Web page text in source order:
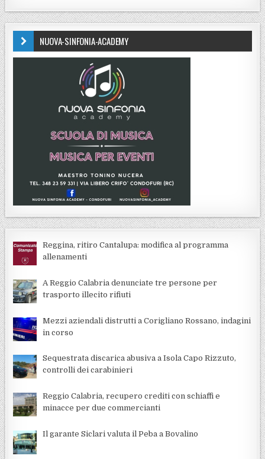
NUOVA-SINFONIA-ACADEMY
Reggina, ritiro Cantalupa: modifica al programma
allenamenti
A Reggio Calabria denunciate tre persone per
trasporto illecito rifiuti
Mezzi aziendali distrutti a Corigliano Rossano, indagini
in corso
Sequestrata discarica abusiva a Isola Capo Rizzuto,
controlli dei carabinieri
Reggio Calabria, recupero crediti con schiaffi e
minacce per due commercianti
Il garante Siclari valuta il Peba a Bovalino